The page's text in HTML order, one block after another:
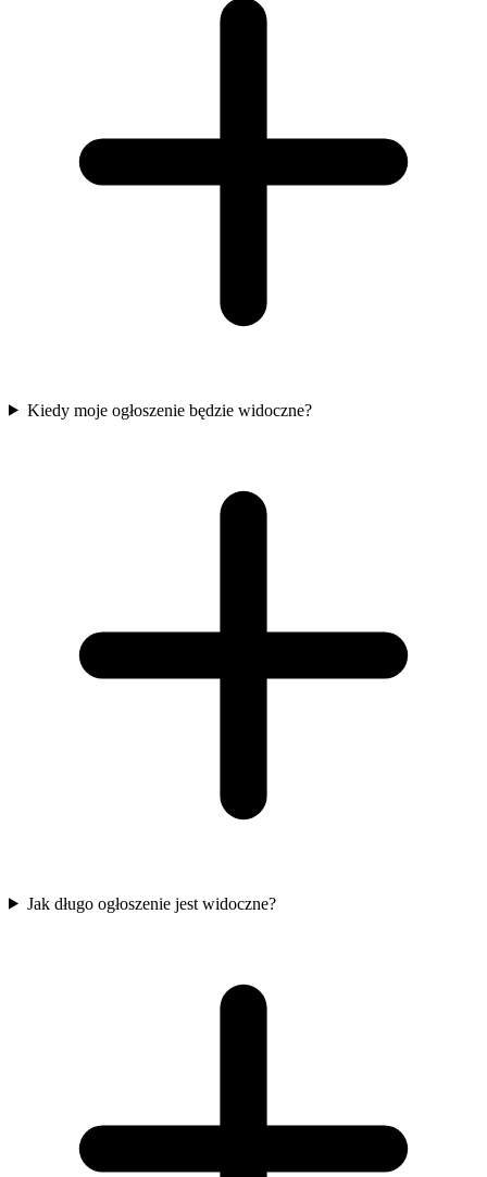
Kiedy moje ogłoszenie będzie widoczne?
Jak długo ogłoszenie jest widoczne?